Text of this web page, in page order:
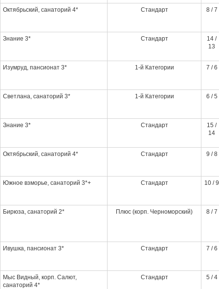
Октябрьский, санаторий 4* Стандарт 8 / 7
Знание 3* Стандарт
14 /
13
Изумруд, пансионат 3* 1-й Категории 7 / 6
Светлана, санаторий 3* 1-й Категории 6 / 5
Знание 3* Стандарт
15 /
14
Октябрьский, санаторий 4* Стандарт 9 / 8
Южное взморье, санаторий 3*+ Стандарт 10 / 9
Бирюза, санаторий 2* Плюс (корп. Черноморский) 8 / 7
Ивушка, пансионат 3* Стандарт 7 / 6
Мыс Видный, корп. Салют,
санаторий 4*
Стандарт 5 / 4